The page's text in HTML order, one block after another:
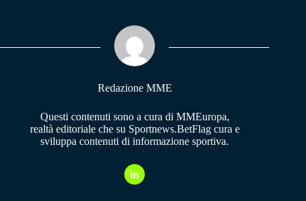
pp m
Redazione MME
Questi contenuti sono a cura di MMEuropa,
realtà editoriale che su Sportnews.BetFlag cura e
sviluppa contenuti di informazione sportiva.